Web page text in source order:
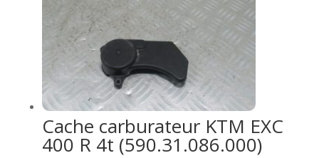
Cache carburateur KTM EXC
400 R 4t (590.31.086.000)